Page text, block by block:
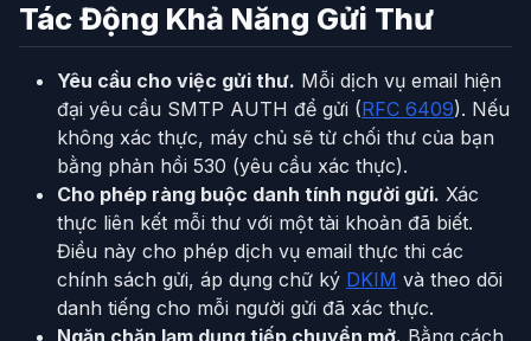
Tác Động Khả Năng Gửi Thư
Yêu cầu cho việc gửi thư. Mỗi dịch vụ email hiện
đại yêu cầu SMTP AUTH để gửi (RFC 6409). Nếu
không xác thực, máy chủ sẽ từ chối thư của bạn
bằng phản hồi 530 (yêu cầu xác thực).
Cho phép ràng buộc danh tính người gửi. Xác
thực liên kết mỗi thư với một tài khoản đã biết.
Điều này cho phép dịch vụ email thực thi các
chính sách gửi, áp dụng chữ ký DKIM và theo dõi
danh tiếng cho mỗi người gửi đã xác thực.